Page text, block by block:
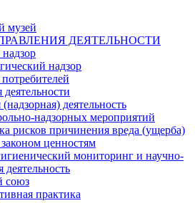
музей
ДЕЯТЕЛЬНОСТИ
надзор
деятельность
надзорных мероприятий
рисков причинения вреда (ущерба)
ценностям
мониторинг и научно-
деятельность
союз
практика